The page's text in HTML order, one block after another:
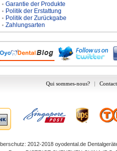
Garantie der Produkte
Politik der Erstattung
Politik der Zurückgabe
Zahlungsarten
Qui sommes-nous? |
2012-2018 oyodental.de